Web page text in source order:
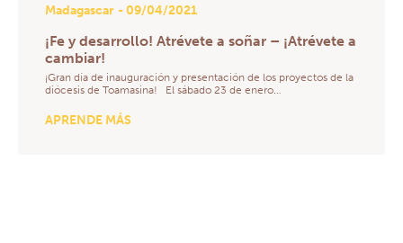
Madagascar - 09/04/2021
¡Fe y desarrollo! Atrévete a soñar – ¡Atrévete a
cambiar!
¡Gran día de inauguración y presentación de los proyectos de la
diócesis de Toamasina! El sábado 23 de enero…
APRENDE MÁS